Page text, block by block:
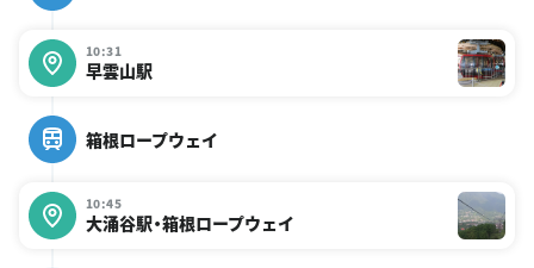
10:31
早雲山駅
箱根ロープウェイ
10:45
大涌谷駅・箱根ロープウェイ